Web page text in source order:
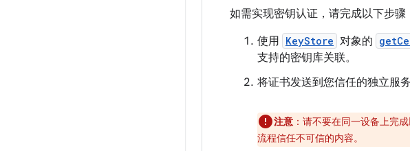
如需实现密钥认证，请完成以下步骤
使用 KeyStore 对象的
支持的密钥库关联。
将证书发送到您信任的独立服
注意 ：请不要在同一设备上完
流程信任不可信的内容。